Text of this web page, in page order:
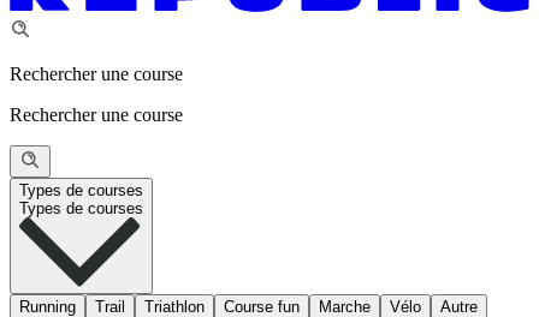
Rechercher une course
Rechercher une course
Types de courses
Types de courses
Running Trail Triathlon Course fun Marche Vélo Autre